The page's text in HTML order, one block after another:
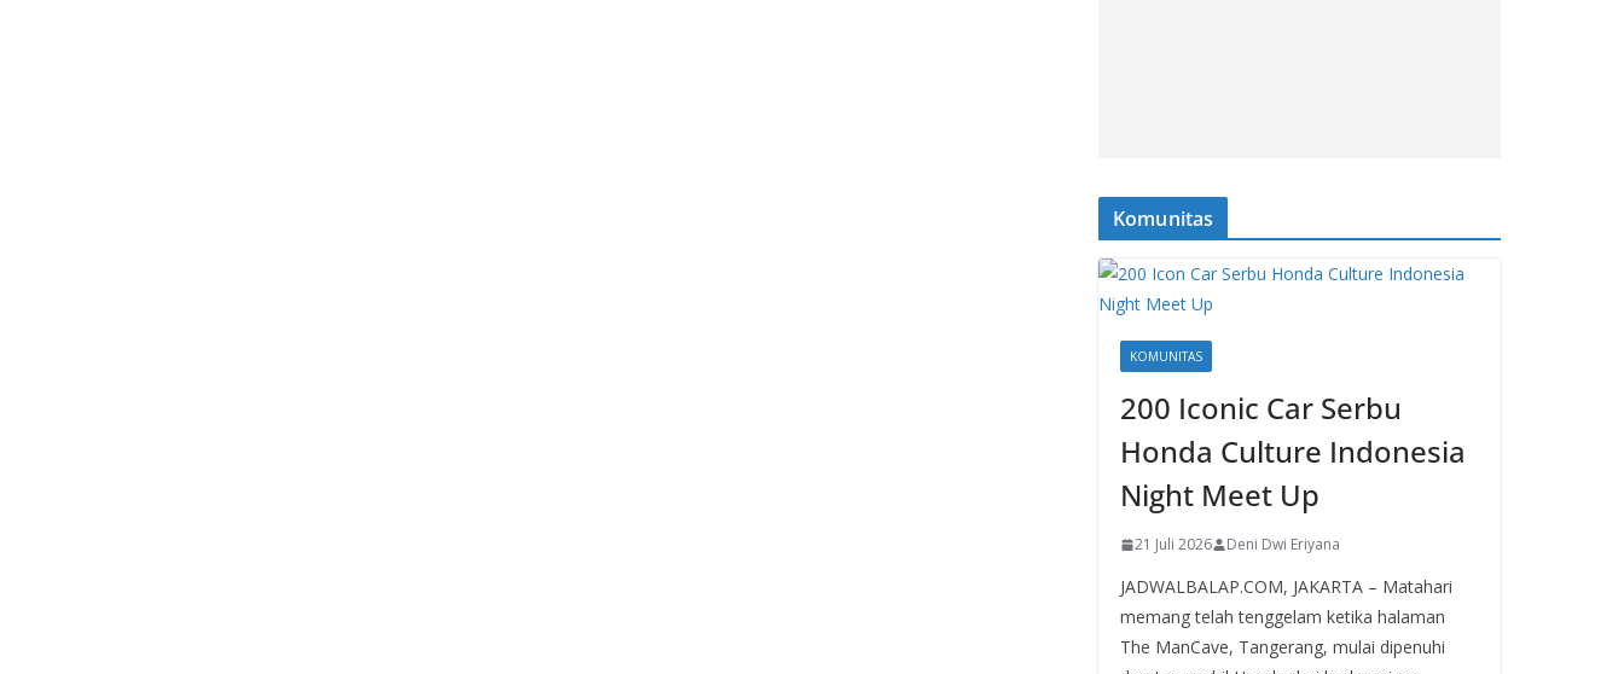
Komunitas
KOMUNITAS
200 Iconic Car Serbu
Honda Culture Indonesia
Night Meet Up
21 Juli 2026 Deni Dwi Eriyana
JADWALBALAP.COM, JAKARTA – Matahari
memang telah tenggelam ketika halaman
The ManCave, Tangerang, mulai dipenuhi